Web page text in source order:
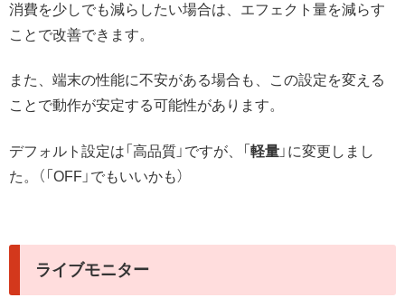
消費を少しでも減らしたい場合は、エフェクト量を減らす
ことで改善できます。
また、端末の性能に不安がある場合も、この設定を変える
ことで動作が安定する可能性があります。
デフォルト設定は「高品質」ですが、「 軽量 」に変更しまし
た。（「OFF」でもいいかも）
ライブモニター